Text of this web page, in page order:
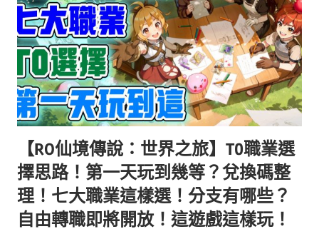
【RO仙境傳說：世界之旅】T0職業選
擇思路！第一天玩到幾等？兌換碼整
理！七大職業這樣選！分支有哪些？
自由轉職即將開放！這遊戲這樣玩！